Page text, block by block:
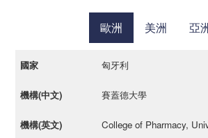
歐洲 美洲 亞
國家 機構(英文)
匈牙利
賽蓋德大學
College of Pharmacy,